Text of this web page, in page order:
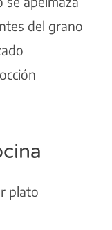
del grano
plato